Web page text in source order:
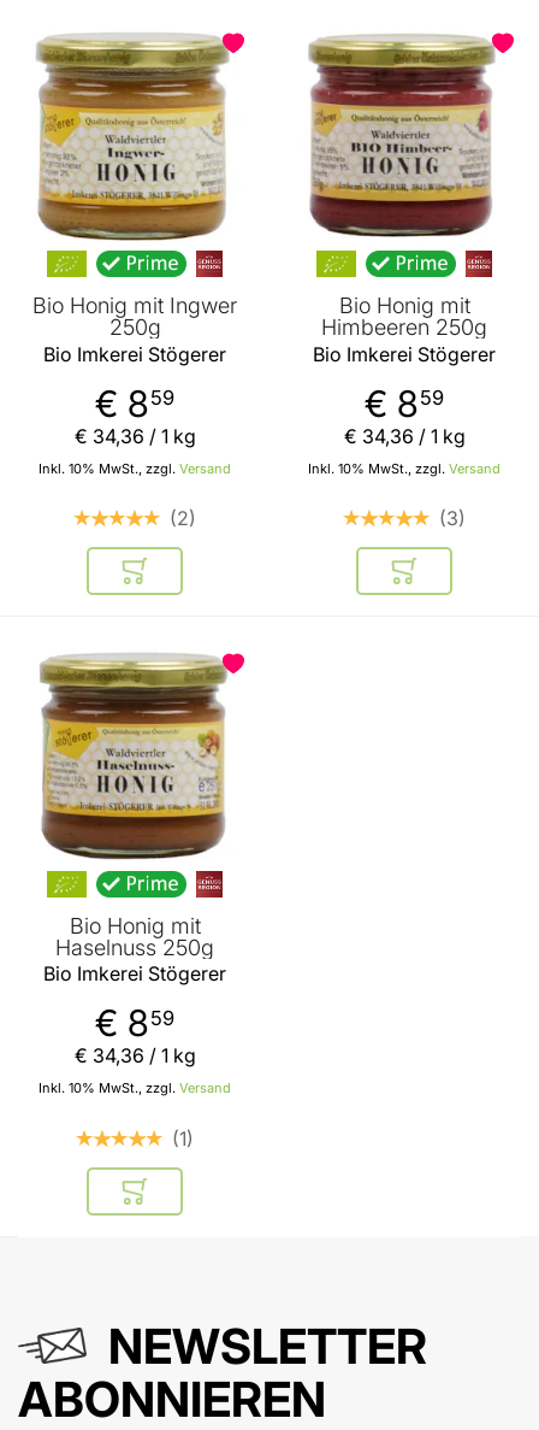
Bio Honig mit Ingwer
250g
Bio Imkerei Stögerer
€ 859
Inkl. 10% MwSt., zzgl. Versand
€ 34,36 / 1 kg
2
In den Warenkorb
Bio Honig mit
Himbeeren 250g
Bio Imkerei Stögerer
€ 859
Inkl. 10% MwSt., zzgl. Versand
€ 34,36 / 1 kg
3
In den
Bio Honig mit
Haselnuss 250g
Bio Imkerei Stögerer
€ 859
Inkl. 10% MwSt., zzgl. Versand
€ 34,36 / 1 kg
1
In den Warenkorb
NEWSLETTER
ABONNIEREN